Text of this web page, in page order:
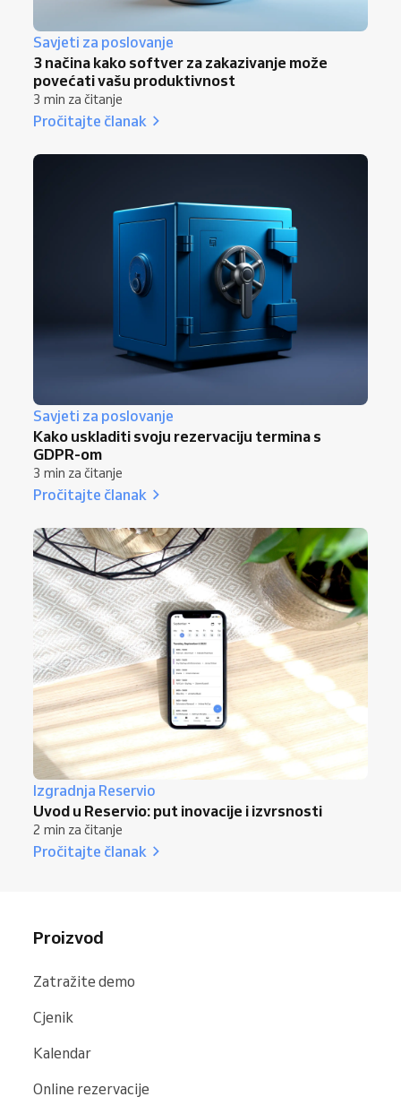
Savjeti za poslovanje
3 načina kako softver za zakazivanje može
povećati vašu produktivnost
3 min za čitanje
Pročitajte članak
Savjeti za poslovanje
Kako uskladiti svoju rezervaciju termina s
GDPR-om
3 min za čitanje
Pročitajte članak
Izgradnja Reservio
Uvod u Reservio: put inovacije i izvrsnosti
2 min za čitanje
Pročitajte članak
Proizvod
Zatražite demo
Cjenik
Kalendar
Online rezervacije